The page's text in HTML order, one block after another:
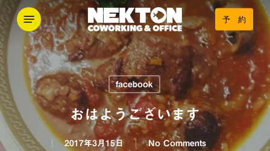
Skip
to
main
content
予 約
Menu
facebook
おはようございます
2017年3月15日 No Comments